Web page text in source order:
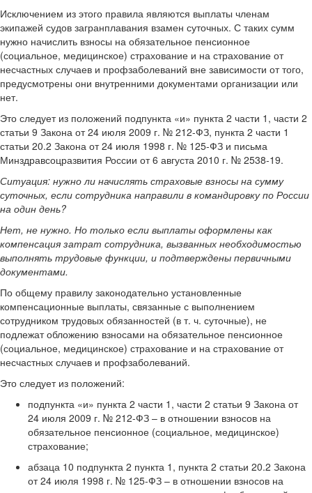
Исключением из этого правила являются выплаты членам
экипажей судов загранплавания взамен суточных. С таких сумм
нужно начислить взносы на обязательное пенсионное
(социальное, медицинское) страхование и на страхование от
несчастных случаев и профзаболеваний вне зависимости от того,
предусмотрены они внутренними документами организации или
нет.
Это следует из положений подпункта «и» пункта 2 части 1, части 2
статьи 9 Закона от 24 июля 2009 г. № 212-ФЗ, пункта 2 части 1
статьи 20.2 Закона от 24 июля 1998 г. № 125-ФЗ и письма
Минздравсоцразвития России от 6 августа 2010 г. № 2538-19.
Ситуация: нужно ли начислять страховые взносы на сумму
суточных, если сотрудника направили в командировку по России
на один день?
Нет, не нужно. Но только если выплаты оформлены как
компенсация затрат сотрудника, вызванных необходимостью
выполнять трудовые функции, и подтверждены первичными
документами.
По общему правилу законодательно установленные
компенсационные выплаты, связанные с выполнением
сотрудником трудовых обязанностей (в т. ч. суточные), не
подлежат обложению взносами на обязательное пенсионное
(социальное, медицинское) страхование и на страхование от
несчастных случаев и профзаболеваний.
Это следует из положений:
подпункта «и» пункта 2 части 1, части 2 статьи 9 Закона от
24 июля 2009 г. № 212-ФЗ – в отношении взносов на
обязательное пенсионное (социальное, медицинское)
страхование;
абзаца 10 подпункта 2 пункта 1, пункта 2 статьи 20.2 Закона
от 24 июля 1998 г. № 125-ФЗ – в отношении взносов на